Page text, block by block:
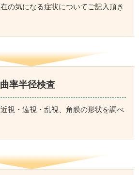
の気になる症状についてご記入頂き
率半径検査
視・遠視・乱視、角膜の形状を調べ